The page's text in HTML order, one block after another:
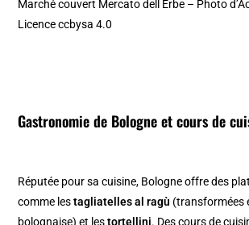
Marché couvert Mercato dell Erbe – Photo
Licence ccbysa 4.0
Gastronomie de Bologne et cours de
Réputée pour sa cuisine, Bologne offre des
comme lestagliatelles al ragù (transformées
bolognaise) et lestortellini. Des cours de